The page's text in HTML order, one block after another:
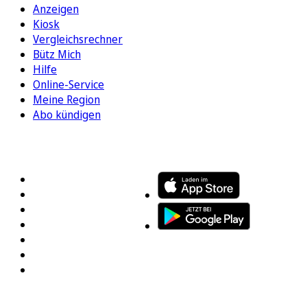
Anzeigen
Kiosk
Vergleichsrechner
Bütz Mich
Hilfe
Online-Service
Meine Region
Abo kündigen